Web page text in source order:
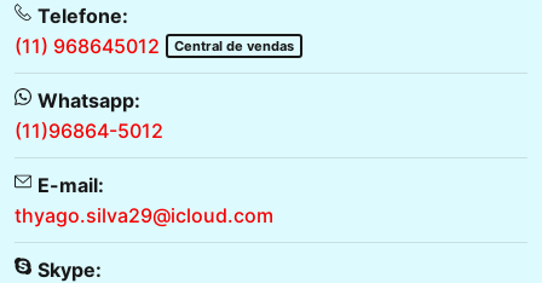
Telefone:
(11) 968645012
Central de vendas
Whatsapp:
(11)96864-5012
E-mail:
thyago.silva29@icloud.com
Skype: